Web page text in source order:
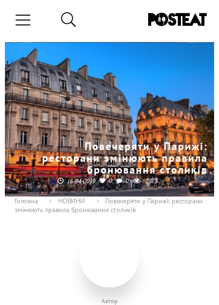
Повечеряти у Парижі:
ресторани змінюють правила
бронювання столиків
16-04-2019 0 0 2373
Головна › НОВИНИ ›
Повечеряти у Парижі: ресторани
змінюють правила бронювання столиків
Автор